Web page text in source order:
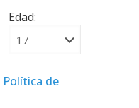
Edad:
Política de